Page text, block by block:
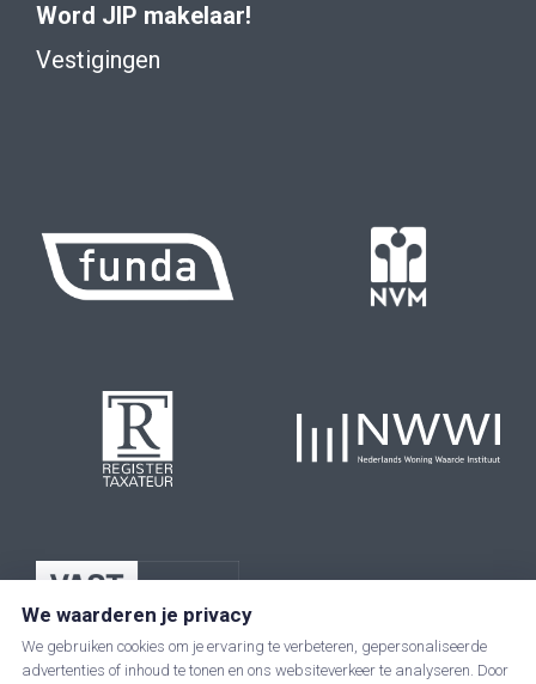
Word JIP makelaar!
Vestigingen
We waarderen je privacy
We gebruiken cookies om je ervaring te verbeteren, gepersonaliseerde
advertenties of inhoud te tonen en ons websiteverkeer te analyseren. Door